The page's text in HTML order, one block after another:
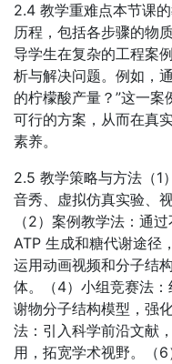
2.4 教学重难点本节课
历程，包括各步骤的物
导学生在复杂的工程案
析与解决问题。例如，
的柠檬酸产量？”这一
可行的方案，从而在真
素养。
2.5 教学策略与方法（1
音秀、虚拟仿真实验、
（2）案例教学法：通
ATP 生成和糖代谢途径
运用动画视频和分子结
体。（4）小组竞赛法
谢物分子结构模型，强
法：引入科学前沿文献
用，拓宽学术视野。（